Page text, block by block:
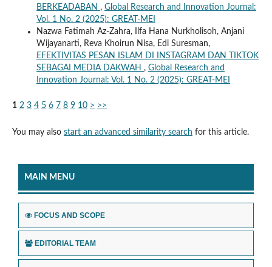
BERKEADABAN , Global Research and Innovation Journal:
Vol. 1 No. 2 (2025): GREAT-MEI
Nazwa Fatimah Az-Zahra, Ilfa Hana Nurkholisoh, Anjani
Wijayanarti, Reva Khoirun Nisa, Edi Suresman,
EFEKTIVITAS PESAN ISLAM DI INSTAGRAM DAN TIKTOK
SEBAGAI MEDIA DAKWAH , Global Research and
Innovation Journal: Vol. 1 No. 2 (2025): GREAT-MEI
1 2 3 4 5 6 7 8 9 10 > >>
You may also start an advanced similarity search for this article.
MAIN MENU
FOCUS AND SCOPE
EDITORIAL TEAM